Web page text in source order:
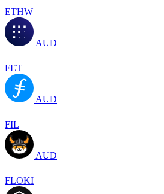
ETHW
AUD
FET
AUD
FIL
AUD
FLOKI